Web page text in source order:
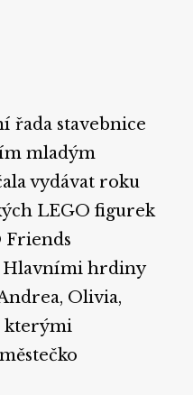
řada stavebnice
mladým
vydávat roku
LEGO figurek
Friends
Hlavními hrdiny
Olivia,
kterými